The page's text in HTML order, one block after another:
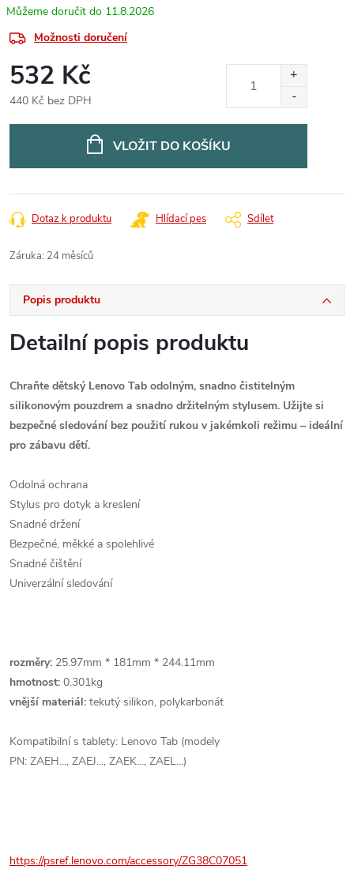
11.8.2026
Možnosti doručení
532 Kč
440 Kč bez DPH
VLOŽIT DO KOŠÍKU
Dotaz k produktu Hlídací pes Sdílet
Záruka: 24 měsíců
Popis produktu
Detailní popis produktu
Chraňte dětský Lenovo Tab odolným, snadno čistitelným
silikonovým pouzdrem a snadno držitelným stylusem. Užijte si
bezpečné sledování bez použití rukou v jakémkoli režimu – ideální
pro zábavu dětí.
Odolná ochrana
Stylus pro dotyk a kreslení
Snadné držení
Bezpečné, měkké a spolehlivé
Snadné čištění
Univerzální sledování
rozměry: 25.97mm * 181mm * 244.11mm
hmotnost: 0.301kg
vnější materiál: tekutý silikon, polykarbonát
Kompatibilní s tablety: Lenovo Tab (modely
PN: ZAEH..., ZAEJ..., ZAEK..., ZAEL...)
https://psref.lenovo.com/accessory/ZG38C07051